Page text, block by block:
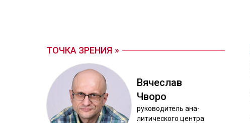
ТОЧКА ЗРЕНИЯ
Вя­чес­лав
Чво­ро
ру­ково­дитель ана­
лити­чес­ко­го цен­тра